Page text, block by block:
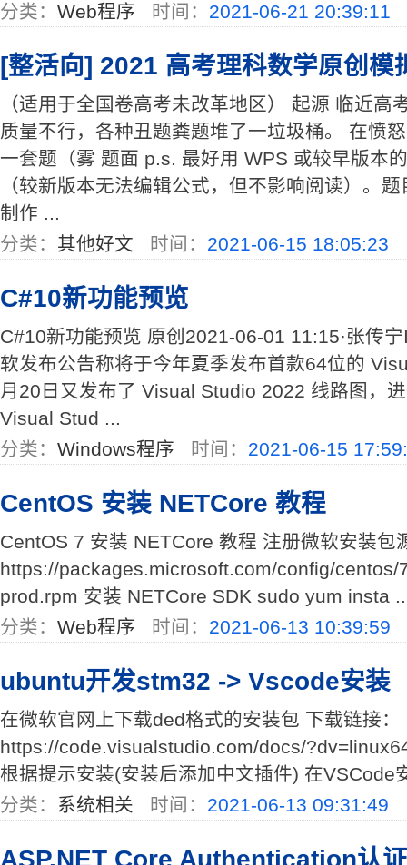
分类： Web程序 时间： 2021-06-21 20:39:11
[整活向] 2021 高考理科数学原创模
（适用于全国卷高考未改革地区） 起源 临近高
质量不行，各种丑题粪题堆了一垃圾桶。 在愤
一套题（雾 题面 p.s. 最好用 WPS 或较早版本
（较新版本无法编辑公式，但不影响阅读）。
制作 ...
分类： 其他好文 时间： 2021-06-15 18:05:23
C#10新功能预览
C#10新功能预览 原创2021-06-01 11:15·张传
软发布公告称将于今年夏季发布首款64位的
月20日又发布了 Visual Studio 2022 线路图，
Visual Stud ...
分类： Windows程序 时间： 2021-06-15
CentOS 安装 NETCore 教程
CentOS 7 安装 NETCore 教程 注册微软安装包
https://packages.microsoft.com/config/centos/
prod.rpm 安装 NETCore SDK sudo yum insta
分类： Web程序 时间： 2021-06-13 10:39:59
ubuntu开发stm32 -> Vscode安装
在微软官网上下载ded格式的安装包 下载链接：
https://code.visualstudio.com/docs/
根据提示安装(安装后添加中文插件) 在VSCode
分类： 系统相关 时间： 2021-06-13 09:31:49
ASP.NET Core Authentication认